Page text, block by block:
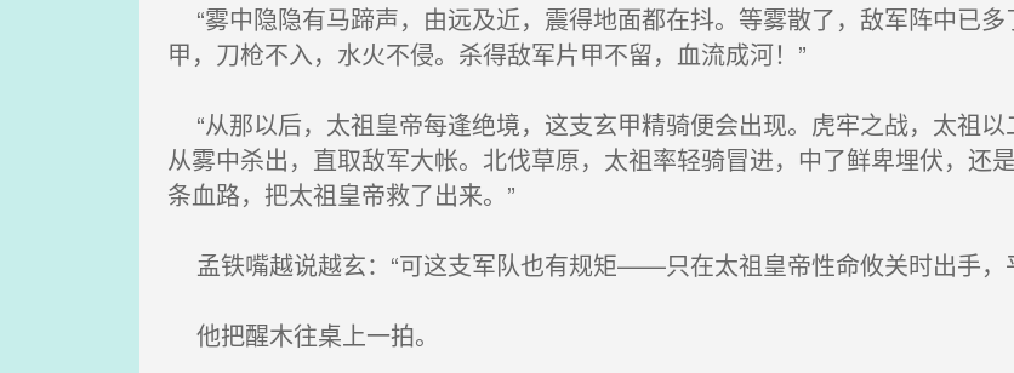
“雾中隐隐有马蹄声，由远及近，震得地面都在抖。等雾散了，敌军阵中已
甲，刀枪不入，水火不侵。杀得敌军片甲不留，血流成河！”
“从那以后，太祖皇帝每逢绝境，这支玄甲精骑便会出现。虎牢之战，太祖
从雾中杀出，直取敌军大帐。北伐草原，太祖率轻骑冒进，中了鲜卑埋伏，还
条血路，把太祖皇帝救了出来。”
孟铁嘴越说越玄：“可这支军队也有规矩——只在太祖皇帝性命攸关时出手，
他把醒木往桌上一拍。